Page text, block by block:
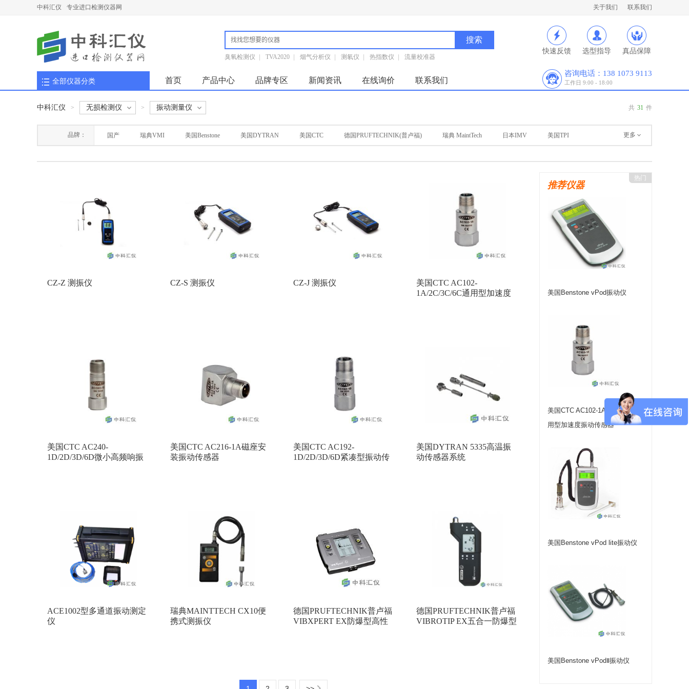
中科汇仪 专业进口检测仪器网 关于我们 联系我们
快速反馈 选型指导 真品保障
臭氧检测仪 TVA2020 烟气分析仪 测氡仪 热指数仪 流量校准器
首页 产品中心 品牌专区 新闻资讯 在线询价 联系我们
咨询电话：138 1073 9113
工作日 9:00 - 18:00
全部仪器分类
共 31 件
中科汇仪 > 无损检测仪 > 振动测量仪
品牌： 国产 瑞典VMI 美国Benstone 美国DYTRAN 美国CTC 德国PRUFTECHNIK(普卢福) 瑞典 MaintTech 日本IMV 美国TPI 更多
CZ-Z 测振仪 CZ-S 测振仪 CZ-J 测振仪
美国CTC AC102-
1A/2C/3C/6C通用型加速度
美国CTC AC240-
1D/2D/3D/6D微小高频响振
美国CTC AC216-1A磁座安
装振动传感器
美国CTC AC192-
1D/2D/3D/6D紧凑型振动传
美国DYTRAN 5335高温振
动传感器系统
ACE1002型多通道振动测定
仪
瑞典MAINTTECH CX10便
携式测振仪
德国PRUFTECHNIK普卢福
VIBXPERT EX防爆型高性
德国PRUFTECHNIK普卢福
VIBROTIP EX五合一防爆型
热门
推荐仪器
美国Benstone vPod振动仪
美国CTC AC102-1A/2C/3C/6C通
用型加速度振动传感器
美国Benstone vPod lite振动仪
美国Benstone vPodⅡ振动仪